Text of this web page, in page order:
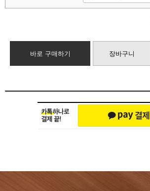
바로 구매하기 장바구니